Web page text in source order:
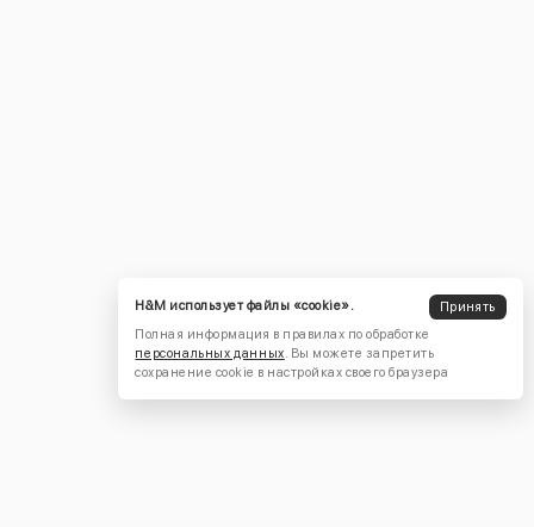
H&M использует файлы «cookie».
Принять
Полная информация в правилах по обработке
персональных данных. Вы можете запретить
сохранение cookie в настройках своего браузера